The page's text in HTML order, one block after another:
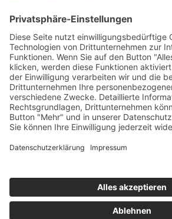
Geschäftsmodelle
›Vorstandswechsel Westenergie:
befristet
›Wasserstoff-Hochlauf: Dialog,
konkrete Schritte
›Solaranlage Regenbogenfarben: FC
LichtBlick installieren erste weltweite
Jetzt an der STUDIE360
Wir möchten Transparenz mit
kostenlose Teilnahme wichtig. Die
umgehend nach Teilnahme und
unserer Webseite zur Verfügung